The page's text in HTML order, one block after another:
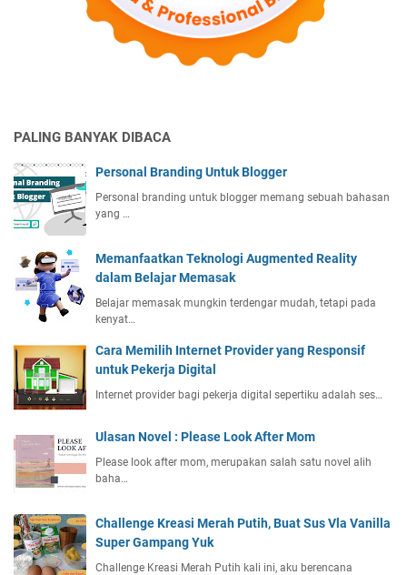
PALING BANYAK DIBACA
Personal Branding Untuk Blogger
Personal branding untuk blogger memang sebuah bahasan
Memanfaatkan Teknologi Augmented Reality
dalam Belajar Memasak
Belajar memasak mungkin terdengar mudah, tetapi pada
Cara Memilih Internet Provider yang Responsif
untuk Pekerja Digital
Ulasan Novel : Please Look After Mom
Please look after mom, merupakan salah satu novel alih
Challenge Kreasi Merah Putih, Buat Sus Vla Vanilla
Super Gampang Yuk